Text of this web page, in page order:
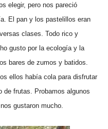
elegir, pero nos pareció
El pan y los pastelillos eran
clases. Todo rico y
gusto por la ecología y la
bares de zumos y batidos.
ellos había cola para disfrutar
de frutas. Probamos algunos
gustaron mucho.